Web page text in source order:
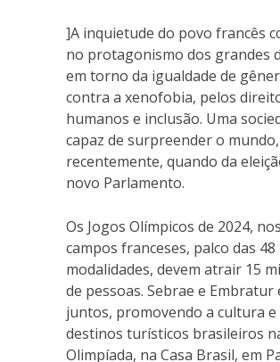
]A inquietude do povo francês
no protagonismo dos grandes
em torno da igualdade de
contra a xenofobia, pelos
humanos e inclusão. Uma
capaz de surpreender o
recentemente, quando da
novo Parlamento.
Os Jogos Olímpicos de 2024, nos
campos franceses, palco das 48
modalidades, devem atrair 15
de pessoas. Sebrae e Embratur
juntos, promovendo a cultura e
destinos turísticos brasileiros
Olimpíada, na Casa Brasil, em